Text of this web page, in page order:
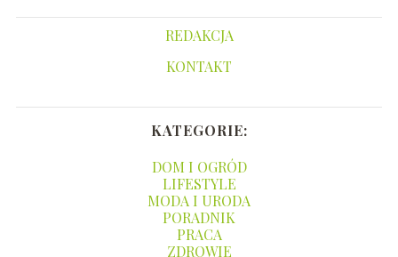
REDAKCJA
KONTAKT
KATEGORIE:
DOM I OGRÓD
LIFESTYLE
MODA I URODA
PORADNIK
PRACA
ZDROWIE